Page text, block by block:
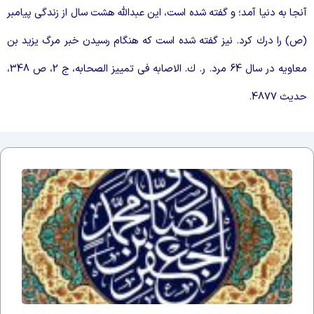
به دنيا آمد؛ و گفته شده است، اين عبدالله هشت سال از زندگى پيامبر
را درك كرد. نيز گفته شده است كه هنگام رسيدن خبر مرگ يزيد بن
معاويه در سال 64 مرد. ر. ك. الاصابه فى تمييز الصحابه، ج 2، ص 348،
4877.
اَلسَلامُ
عَلَیکَ
اَبا
عَبدِاللّهِ
یا
جَعفَرَ
بنَ
مُحَمَّدٍ